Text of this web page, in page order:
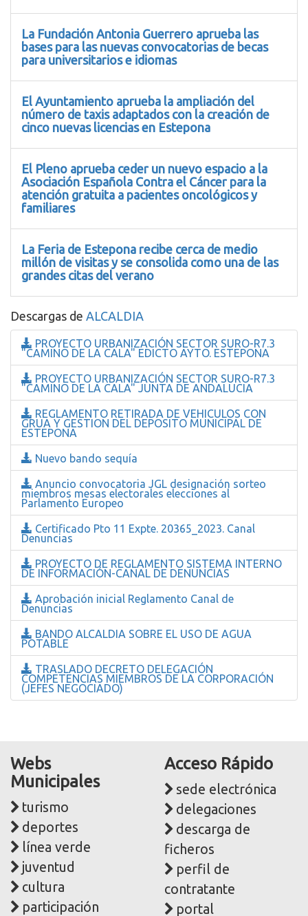
La Fundación Antonia Guerrero aprueba las
bases para las nuevas convocatorias de becas
para universitarios e idiomas
El Ayuntamiento aprueba la ampliación del
número de taxis adaptados con la creación de
cinco nuevas licencias en Estepona
El Pleno aprueba ceder un nuevo espacio a la
Asociación Española Contra el Cáncer para la
atención gratuita a pacientes oncológicos y
familiares
La Feria de Estepona recibe cerca de medio
millón de visitas y se consolida como una de las
grandes citas del verano
Descargas de ALCALDIA
PROYECTO URBANIZACIÓN SECTOR SURO-R7.3
"CAMINO DE LA CALA" EDICTO AYTO. ESTEPONA
PROYECTO URBANIZACIÓN SECTOR SURO-R7.3
"CAMINO DE LA CALA" JUNTA DE ANDALUCIA
REGLAMENTO RETIRADA DE VEHICULOS CON
GRUA Y GESTION DEL DEPOSITO MUNICIPAL DE
ESTEPONA
Nuevo bando sequía
Anuncio convocatoria JGL designación sorteo
miembros mesas electorales elecciones al
Parlamento Europeo
Certificado Pto 11 Expte. 20365_2023. Canal
Denuncias
PROYECTO DE REGLAMENTO SISTEMA INTERNO
DE INFORMACIÓN-CANAL DE DENUNCIAS
Aprobación inicial Reglamento Canal de
Denuncias
BANDO ALCALDIA SOBRE EL USO DE AGUA
POTABLE
TRASLADO DECRETO DELEGACIÓN
COMPETENCIAS MIEMBROS DE LA CORPORACIÓN
(JEFES NEGOCIADO)
Webs
Municipales
turismo
deportes
línea verde
juventud
cultura
participación
Acceso Rápido
sede electrónica
delegaciones
descarga de
ficheros
perfil de
contratante
portal